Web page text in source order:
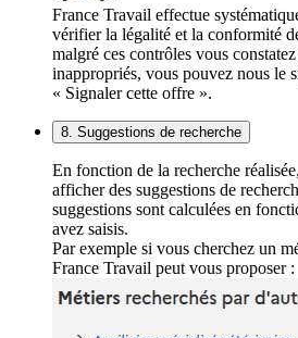
France Travail effectue
vérifier la légalité et la conformité
malgré ces contrôles vous
inappropriés, vous pouvez nous le
« Signaler cette offre ».
8. Suggestions de recherche
En fonction de la recherche
afficher des suggestions de
suggestions sont calculées en
avez saisis.
Par exemple si vous cherchez un
France Travail peut vous proposer :